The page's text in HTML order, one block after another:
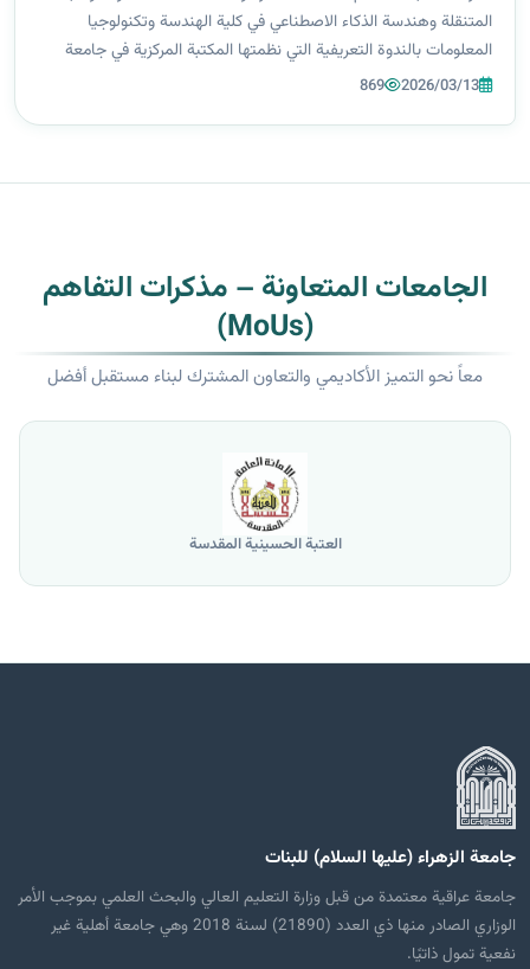
المتنقلة وهندسة الذكاء الاصطناعي في كلية الهندسة وتكنولوجيا
المعلومات بالندوة التعريفية التي نظمتها المكتبة المركزية في جامعة
الزهراء (ع) للبنات، والهادفة إلى تعريف طالبات المرحلة الأولى بالخدمات
2026/03/13
869
الجامعات المتعاونة – مذكرات التفاهم
(MoUs)
معاً نحو التميز الأكاديمي والتعاون المشترك لبناء مستقبل أفضل
العتبة الحسينية المقدسة
جامعة الزهراء (عليها السلام) للبنات
جامعة عراقية معتمدة من قبل وزارة التعليم العالي والبحث العلمي بموجب الأمر
الوزاري الصادر منها ذي العدد (21890) لسنة 2018 وهي جامعة أهلية غير
نفعية تمول ذاتيًا.